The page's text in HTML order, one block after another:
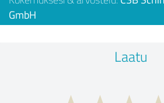
GmbH
Laatu